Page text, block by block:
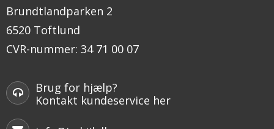
Brundtlandparken 2
6520 Toftlund
CVR-nummer: 34 71 00 07
Brug for hjælp?
Kontakt kundeservice her